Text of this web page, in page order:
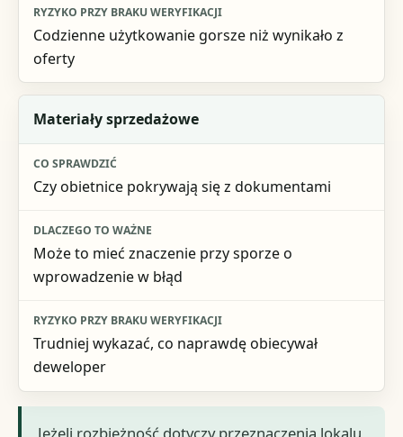
Codzienne użytkowanie gorsze niż wynikało z
oferty
Materiały sprzedażowe
Czy obietnice pokrywają się z dokumentami
Może to mieć znaczenie przy sporze o
wprowadzenie w błąd
Trudniej wykazać, co naprawdę obiecywał
deweloper
Jeżeli rozbieżność dotyczy przeznaczenia lokalu